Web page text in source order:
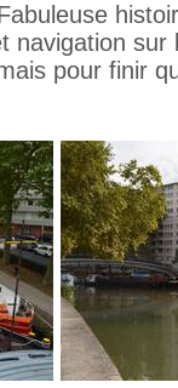
navigation sur
pour finir